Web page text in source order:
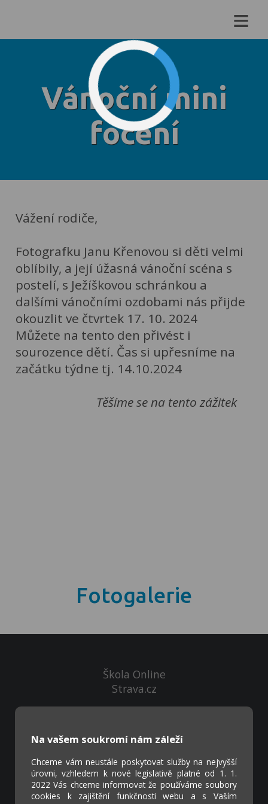
≡
Vánoční mini
focení
Vážení rodiče,
Fotografku Janu Křenovou si děti velmi
oblíbily, a její úžasná vánoční scéna s
postelí, s Ježíškovou schránkou a
dalšími vánočními ozdobami nás přijde
okouzlit ve čtvrtek 17. 10. 2024
Můžete na tento den přivést i
sourozence dětí. Čas si upřesníme na
začátku týdne tj. 14.10.2024
Těšíme se na tento zážitek
Fotogalerie
Na vašem soukromí nám záleží
Chceme vám neustále poskytovat služby na nejvyšší
úrovni, vzhledem k nové legislativě platné od 1. 1.
2022 Vás chceme informovat že používáme soubory
cookies k zajištění funkčnosti webu a s Vaším
Škola Online
Strava.cz
Projekty
Virtuální prohlídka
Cookies